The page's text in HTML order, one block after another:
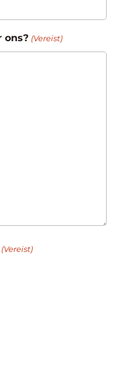
ons? (Vereist)
(Vereist)